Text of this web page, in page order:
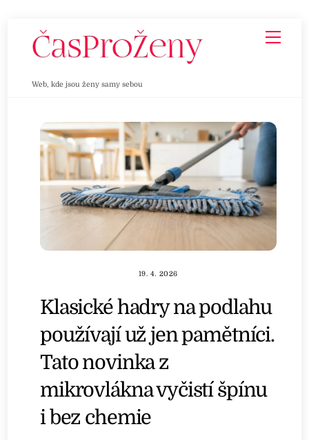
Web, kde jsou ženy samy sebou
19. 4. 2026
Klasické hadry na podlahu
používají už jen pamětníci.
Tato novinka z
mikrovlákna vyčistí špínu
i bez chemie